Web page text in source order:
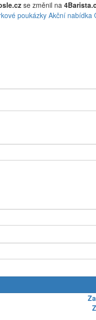
se změnil na
poukázky Akční nabídka